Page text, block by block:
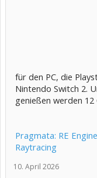
für den PC, die
Nintendo Switch 2.
genießen werden
Pragmata: RE
Raytracing
10. April 2026